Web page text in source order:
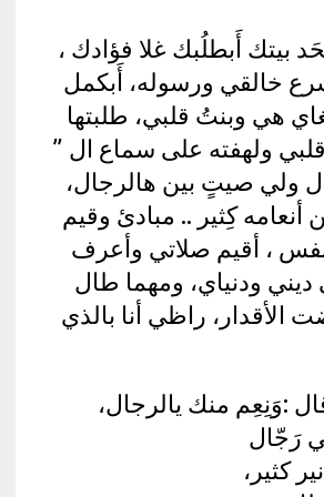
بيتك أَبطلُبك غلا فؤادك ،
خالقي ورسوله، أَبكمل
هي وبنتُ قلبي، طلبتها
ولهفته على سماع ال ”
ولي صيتٍ بين هالرجال،
كِثير .. مبادئ وقيم
، أقيم صلاتي وأعرف
ودنياي، ومهما طال
الأقدار، راظي أنا بالذي
:وَنِعِم منك يالرجال،
رَجّال
كثير،